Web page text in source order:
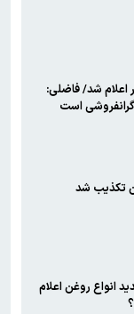
اعلام شد/ فاضلی:
گرانفروشی است
تکذیب شد
انواع روغن اعلام